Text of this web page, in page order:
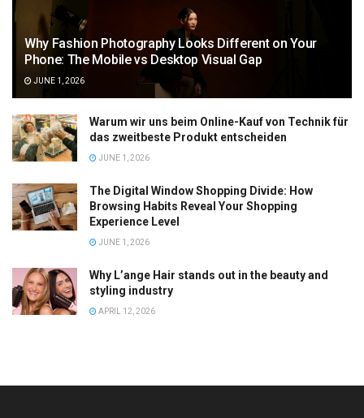
Why Fashion Photography Looks Different on Your
Phone: The Mobile vs Desktop Visual Gap
JUNE 1, 2026
Warum wir uns beim Online-Kauf von Technik für
das zweitbeste Produkt entscheiden
JUNE 1, 2026
The Digital Window Shopping Divide: How
Browsing Habits Reveal Your Shopping
Experience Level
JUNE 1, 2026
Why L’ange Hair stands out in the beauty and
styling industry
APRIL 12, 2026